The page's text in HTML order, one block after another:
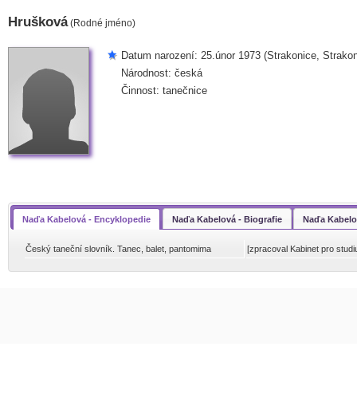
Hrušková (Rodné jméno)
Datum narození: 25.únor 1973 (Strakonice,
Národnost: česká
Činnost: tanečnice
Naďa Kabelová - Encyklopedie Naďa Kabelová - Biografie Naďa
Český taneční slovník. Tanec, balet, pantomima [zpracoval Kabinet pro